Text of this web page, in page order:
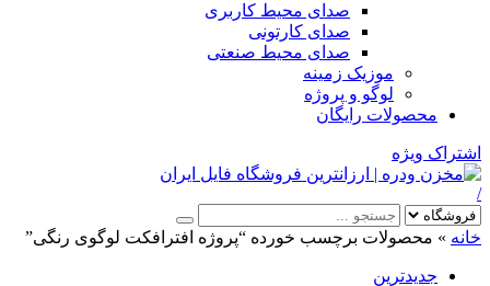
صدای محیط کاربری
صدای کارتونی
صدای محیط صنعتی
موزیک زمینه
لوگو و پروژه
محصولات رایگان
اشتراک ویژه
/
خانه » محصولات برچسب خورده “پروژه افترافکت لوگوی رنگی”
جدیدترین